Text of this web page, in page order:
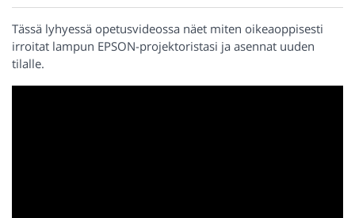
Tässä lyhyessä opetusvideossa näet miten oikeaoppisesti
irroitat lampun EPSON-projektoristasi ja asennat uuden
tilalle.